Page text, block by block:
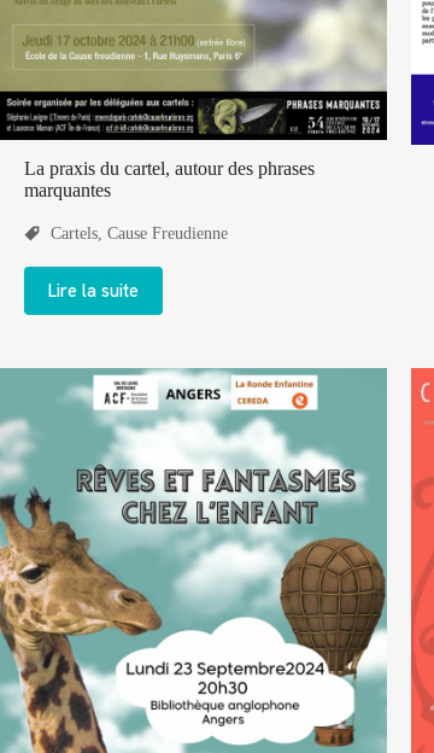
La praxis du cartel, autour des phrases
marquantes
Cartels Cause Freudienne
Lire la suite